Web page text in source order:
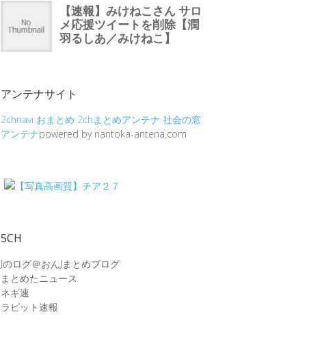
アンテナサイト
2chnavi おまとめ 2chまとめアンテナ 社会の窓
アンテナpowered by nantoka-antena.com
5CH
Jのログ＠おんJまとめブログ
まとめたニュース
ネギ速
ラビット速報